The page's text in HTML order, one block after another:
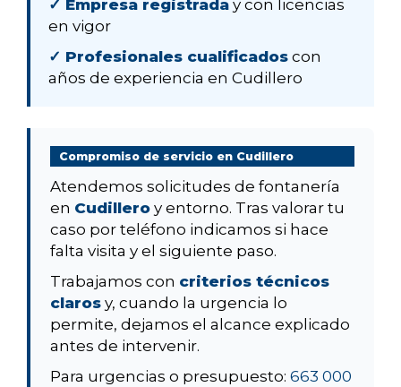
✓ Empresa registrada y con licencias
en vigor
✓ Profesionales cualificados con
años de experiencia en Cudillero
Compromiso de servicio en Cudillero
Atendemos solicitudes de fontanería
en Cudillero y entorno. Tras valorar tu
caso por teléfono indicamos si hace
falta visita y el siguiente paso.
Trabajamos con criterios técnicos
claros y, cuando la urgencia lo
permite, dejamos el alcance explicado
antes de intervenir.
Para urgencias o presupuesto: 663 000